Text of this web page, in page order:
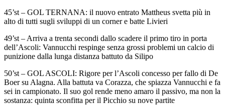
45’st – GOL TERNANA: il nuovo entrato Mattheus svetta più in
alto di tutti sugli sviluppi di un corner e batte Livieri
49’st – Arriva a trenta secondi dallo scadere il primo tiro in porta
dell’Ascoli: Vannucchi respinge senza grossi problemi un calcio di
punizione dalla lunga distanza battuto da Silipo
50’st – GOL ASCOLI: Rigore per l’Ascoli concesso per fallo di De
Boer su Alagna. Alla battuta va Corazza, che spiazza Vannucchi e fa
sei in campionato. Il suo gol rende meno amaro il passivo, ma non la
sostanza: quinta sconfitta per il Picchio su nove partite